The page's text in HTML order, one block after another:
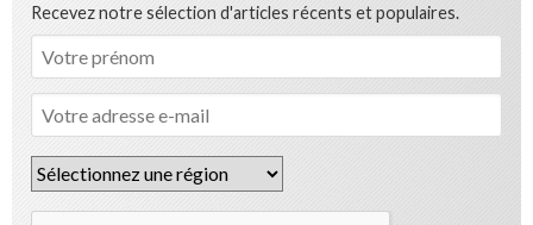
Recevez notre sélection d'articles récents et populaires.